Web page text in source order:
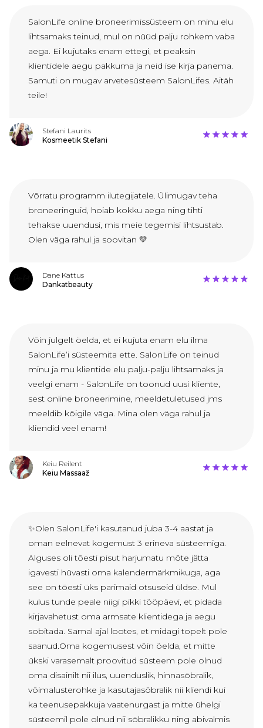
SalonLife online broneerimissüsteem on minu elu
lihtsamaks teinud, mul on nüüd palju rohkem vaba
aega. Ei kujutaks enam ettegi, et peaksin
klientidele aegu pakkuma ja neid ise kirja panema.
Samuti on mugav arvetesüsteem SalonLifes. Aitäh
teile!
Stefani Laurits
Kosmeetik Stefani
Võrratu programm ilutegijatele. Ülimugav teha
broneeringuid, hoiab kokku aega ning tihti
tehakse uuendusi, mis meie tegemisi lihtsustab.
Olen väga rahul ja soovitan 💛
Dane Kattus
Dankatbeauty
Võin julgelt öelda, et ei kujuta enam elu ilma
SalonLife’i süsteemita ette. SalonLife on teinud
minu ja mu klientide elu palju-palju lihtsamaks ja
veelgi enam - SalonLife on toonud uusi kliente,
sest online broneerimine, meeldetuletused jms
meeldib kõigile väga. Mina olen väga rahul ja
kliendid veel enam!
Keiu Reilent
Keiu Massaaž
✨Olen SalonLife'i kasutanud juba 3-4 aastat ja
oman eelnevat kogemust 3 erineva süsteemiga.
Alguses oli tõesti pisut harjumatu mõte jätta
igavesti hüvasti oma kalendermärkmikuga, aga
see on tõesti üks parimaid otsuseid üldse. Mul
kulus tunde peale niigi pikki tööpäevi, et pidada
kirjavahetust oma armsate klientidega ja aegu
sobitada. Samal ajal lootes, et midagi topelt pole
saanud.Oma kogemusest võin öelda, et mitte
ükski varasemalt proovitud süsteem pole olnud
oma disainilt nii ilus, uuenduslik, hinnasõbralik,
võimalusterohke ja kasutajasõbralik nii kliendi kui
ka teenusepakkuja vaatenurgast ja mitte ühelgi
süsteemil pole olnud nii sõbralikku ning abivalmis